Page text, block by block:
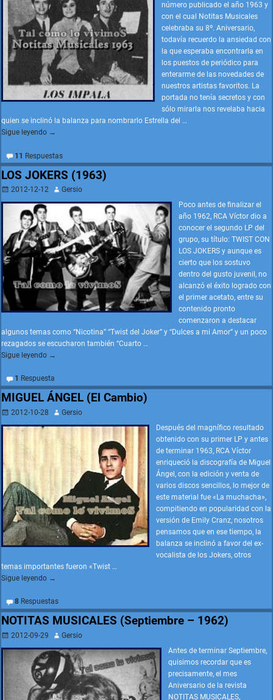
número publicado el año 1963 y
con el cual Notitas Musicales
celebraba su 8º. Aniversario,
todavía recuerdo la ansiedad con
la que esperaba encontrarla en
los puestos de periódico para
enterarme de las novedades de
nuestros artistas favoritos. La
portada no tenía secretos y con
sólo mirarla nos revelaba hacia
quien se inclinó la balanza para nombrarlo Estrella del …
Sigue leyendo →
11 Respuestas
LOS JOKERS (1963)
2012-12-12
Gersio
Poco antes de finalizar el
año 1962, RCA Víctor dio a
conocer el segundo LP del
grupo, su título: TWIST CON
LOS JOKERS y aunque es
cierto que los sostuvo
dentro del gusto juvenil, no
alcanzó el éxito logrado con
el primer acetato, entre su
contenido pronto
comenzaron a destacar
algunos temas como “Nicotina” “Twist del Joker” y “Dulces a mi Amor” y un poco
rezagados se escucharon también “Cuarto …
Sigue leyendo →
1 Respuesta
MIGUEL ÁNGEL (El Cambio)
2012-10-28
Gersio
Después del magnífico resultado
obtenido con su primer LP y antes
de terminar 1963, RCA Víctor
enriqueció la discografía de Miguel
Ángel, con la edición y venta de
varios discos sencillos, lo mejor de
este material fue «La muchacha»,
compitiendo en popularidad con la
versión de Emily Cranz, nosotros
pensamos que en ese tiempo, la
balanza se inclinó a favor del ex-
vocalista de los Jokers, otros
temas importantes fueron «Twist …
Sigue leyendo →
8Respuestas
NOTITAS MUSICALES (Septiembre – 1962)
2012-09-29
Gersio
Antes de terminar Septiembre,
quisimos recordar que es
precisamente, el mes
Aniversario de la revista
NOTITAS MUSICALES,